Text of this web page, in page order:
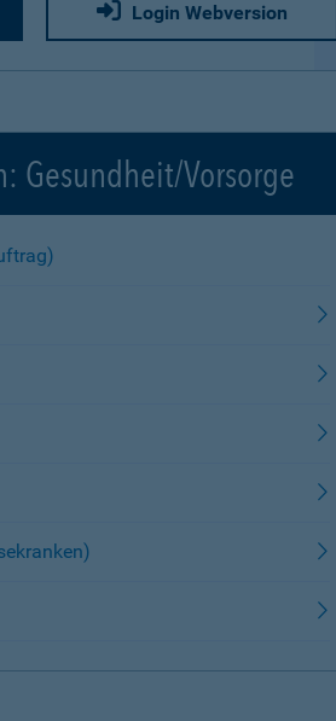
Login Webversion
Gesundheit/Vorsorge